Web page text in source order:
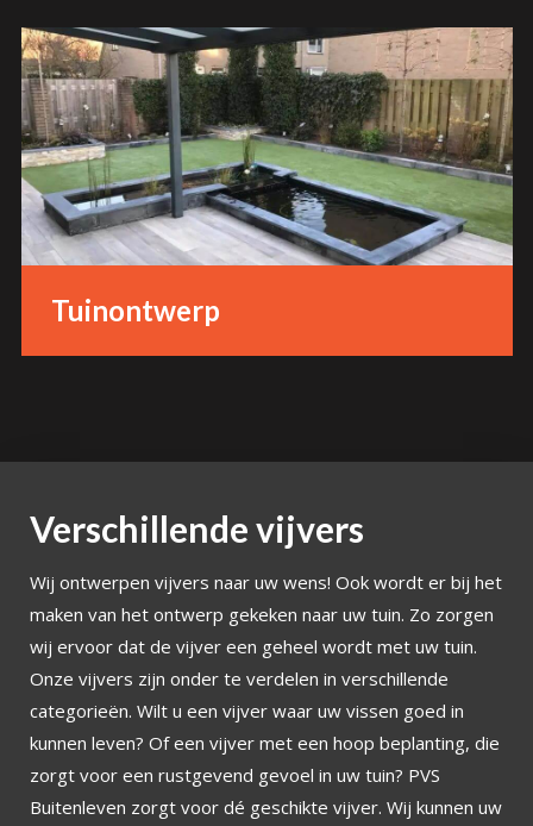
Tuinontwerp
Verschillende vijvers
Wij ontwerpen vijvers naar uw wens! Ook wordt er bij het
maken van het ontwerp gekeken naar uw tuin. Zo zorgen
wij ervoor dat de vijver een geheel wordt met uw tuin.
Onze vijvers zijn onder te verdelen in verschillende
categorieën. Wilt u een vijver waar uw vissen goed in
kunnen leven? Of een vijver met een hoop beplanting, die
zorgt voor een rustgevend gevoel in uw tuin? PVS
Buitenleven zorgt voor dé geschikte vijver. Wij kunnen uw